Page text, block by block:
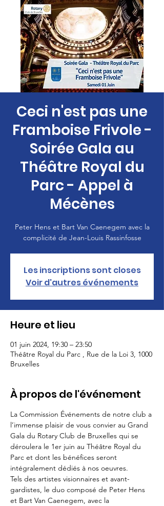
Ceci n'est pas une
Framboise Frivole -
Soirée Gala au
Théâtre Royal du
Parc - Appel à
Mécènes
Peter Hens et Bart Van Caenegem avec la
complicité de Jean-Louis Rassinfosse
Les inscriptions sont closes
Voir d'autres événements
Heure et lieu
01 juin 2024, 19:30 – 23:50
Théâtre Royal du Parc , Rue de la Loi 3, 1000
Bruxelles
À propos de l'événement
La Commission Événements de notre club a
l’immense plaisir de vous convier au Grand
Gala du Rotary Club de Bruxelles qui se
déroulera le 1er juin au Théâtre Royal du
Parc et dont les bénéfices seront
intégralement dédiés à nos oeuvres.
Tels des artistes visionnaires et avant-
gardistes, le duo composé de Peter Hens
et Bart Van Caenegem, avec la